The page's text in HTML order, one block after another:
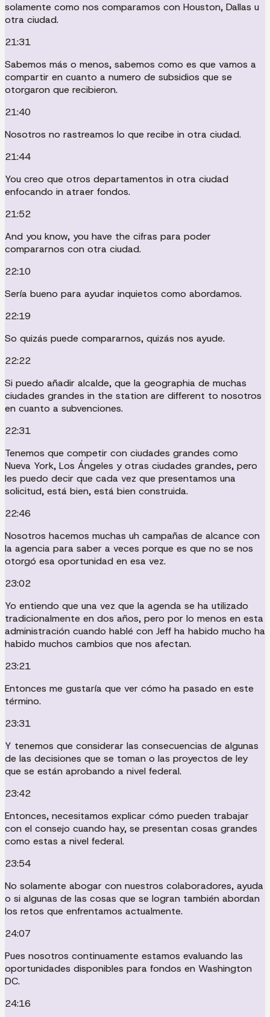
solamente como nos comparamos con Houston, Dallas u
otra ciudad.
21:31
Sabemos más o menos, sabemos como es que vamos a
compartir en cuanto a numero de subsidios que se
otorgaron que recibieron.
21:40
Nosotros no rastreamos lo que recibe in otra ciudad.
21:44
You creo que otros departamentos in otra ciudad
enfocando in atraer fondos.
21:52
And you know, you have the cifras para poder
compararnos con otra ciudad.
22:10
Sería bueno para ayudar inquietos como abordamos.
22:19
So quizás puede compararnos, quizás nos ayude.
22:22
Si puedo añadir alcalde, que la geographia de muchas
ciudades grandes in the station are different to nosotros
en cuanto a subvenciones.
22:31
Tenemos que competir con ciudades grandes como
Nueva York, Los Ángeles y otras ciudades grandes, pero
les puedo decir que cada vez que presentamos una
solicitud, está bien, está bien construida.
22:46
Nosotros hacemos muchas uh campañas de alcance con
la agencia para saber a veces porque es que no se nos
otorgó esa oportunidad en esa vez.
23:02
Yo entiendo que una vez que la agenda se ha utilizado
tradicionalmente en dos años, pero por lo menos en esta
administración cuando hablé con Jeff ha habido mucho ha
habido muchos cambios que nos afectan.
23:21
Entonces me gustaría que ver cómo ha pasado en este
término.
23:31
Y tenemos que considerar las consecuencias de algunas
de las decisiones que se toman o las proyectos de ley
que se están aprobando a nivel federal.
23:42
Entonces, necesitamos explicar cómo pueden trabajar
con el consejo cuando hay, se presentan cosas grandes
como estas a nivel federal.
23:54
No solamente abogar con nuestros colaboradores, ayuda
o si algunas de las cosas que se logran también abordan
los retos que enfrentamos actualmente.
24:07
Pues nosotros continuamente estamos evaluando las
oportunidades disponibles para fondos en Washington
DC.
24:16